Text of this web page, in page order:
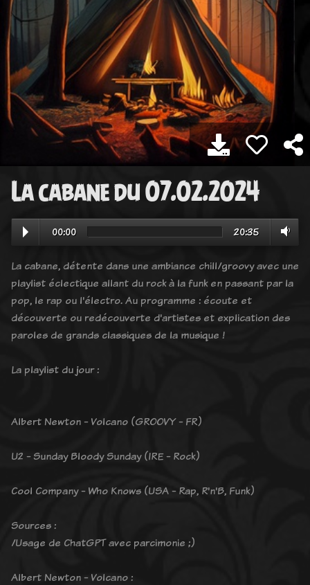
La cabane du 07.02.2024
00:00 20:35
La cabane, détente dans une ambiance chill/groovy avec une
playlist éclectique allant du rock à la funk en passant par la
pop, le rap ou l'électro. Au programme : écoute et
découverte ou redécouverte d'artistes et explication des
paroles de grands classiques de la musique !
La playlist du jour :
Albert Newton - Volcano (GROOVY - FR)
U2 - Sunday Bloody Sunday (IRE - Rock)
Cool Company - Who Knows (USA - Rap, R'n'B, Funk)
Sources :
/Usage de ChatGPT avec parcimonie ;)
Albert Newton - Volcano :